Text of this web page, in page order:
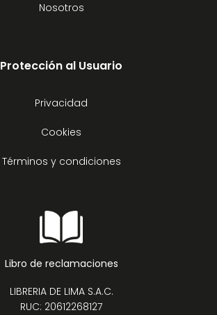
Nosotros
Protección al Usuario
Privacidad
Cookies
Términos y condiciones
Libro de reclamaciones
LIBRERIA DE LIMA S.A.C.
RUC: 20612268127